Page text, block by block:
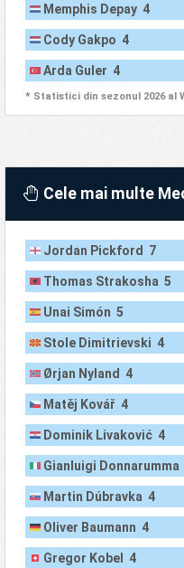
Memphis Depay 4
Cody Gakpo 4
Arda Guler 4
* Statistici din sezonul 2026 al
Cele mai multe
Jordan Pickford 7
Thomas Strakosha 5
Unai Simón 5
Stole Dimitrievski 4
Ørjan Nyland 4
Matěj Kovář 4
Dominik Livaković 4
Gianluigi Donnarumma
Martin Dúbravka 4
Oliver Baumann 4
Gregor Kobel 4